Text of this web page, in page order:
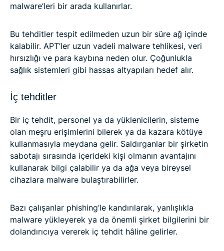
malware’leri bir arada kullanırlar.
Bu tehditler tespit edilmeden uzun bir süre ağ içinde
kalabilir. APT’ler uzun vadeli malware tehlikesi, veri
hırsızlığı ve para kaybına neden olur. Çoğunlukla
sağlık sistemleri gibi hassas altyapıları hedef alır.
İç tehditler
Bir iç tehdit, personel ya da yüklenicilerin, sisteme
olan meşru erişimlerini bilerek ya da kazara kötüye
kullanmasıyla meydana gelir. Saldırganlar bir şirketin
sabotajı sırasında içerideki kişi olmanın avantajını
kullanarak bilgi çalabilir ya da ağa veya bireysel
cihazlara malware bulaştırabilirler.
Bazı çalışanlar phishing’le kandırılarak, yanlışlıkla
malware yükleyerek ya da önemli şirket bilgilerini bir
dolandırıcıya vererek iç tehdit hâline gelirler.